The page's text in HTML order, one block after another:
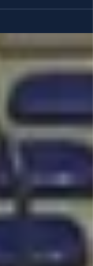
Sportiw, zu
Vision,
und
zu schaffen,
im
Kannst du
Léa Gaget,
Sportiw. Bevor
habe,
gearbeit